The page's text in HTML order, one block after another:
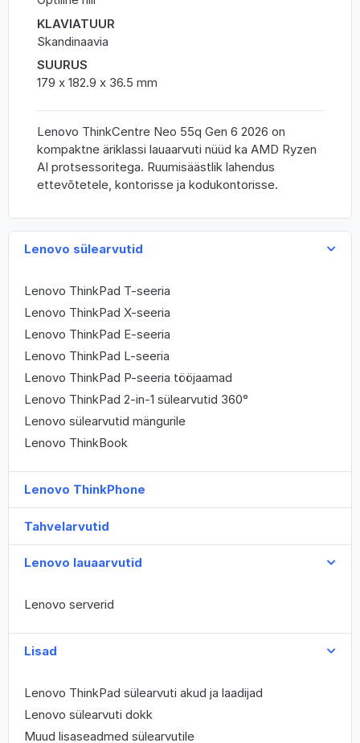
Lenovo sülearvutid
Lenovo ThinkPad T-seeria
Lenovo ThinkPad X-seeria
Lenovo ThinkPad E-seeria
Lenovo ThinkPad L-seeria
Lenovo ThinkPad P-seeria tööjaamad
Lenovo ThinkPad 2-in-1 sülearvutid 360°
Lenovo sülearvutid mängurile
Lenovo ThinkBook
Lenovo ThinkPhone
Tahvelarvutid
Lenovo lauaarvutid
Lenovo serverid
Lisad
Lenovo ThinkPad sülearvuti akud ja laadijad
Lenovo sülearvuti dokk
Muud lisaseadmed sülearvutile
KLAVIATUUR
Skandinaavia
SUURUS
179 x 182.9 x 36.5 mm
Lenovo ThinkCentre Neo 55q Gen 6 2026 on
kompaktne äriklassi lauaarvuti nüüd ka AMD Ryzen
AI protsessoritega. Ruumisäästlik lahendus
ettevõtetele, kontorisse ja kodukontorisse.